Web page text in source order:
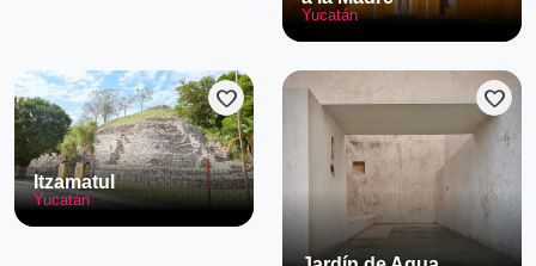
Yucatán
favorite
Itzamatul
Yucatán
favorite